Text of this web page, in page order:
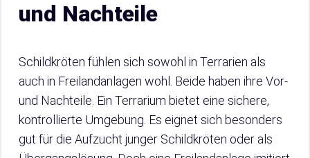
und Nachteile
Schildkröten fühlen sich sowohl in Terrarien als
auch in Freilandanlagen wohl. Beide haben ihre Vor-
und Nachteile. Ein Terrarium bietet eine sichere,
kontrollierte Umgebung. Es eignet sich besonders
gut für die Aufzucht junger Schildkröten oder als